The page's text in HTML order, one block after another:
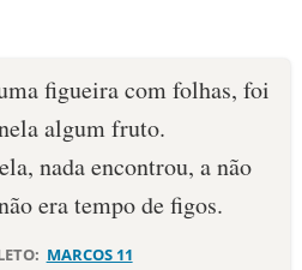
figueira com folhas, foi
algum fruto.
nada encontrou, a não
era tempo de figos.
MARCOS 11